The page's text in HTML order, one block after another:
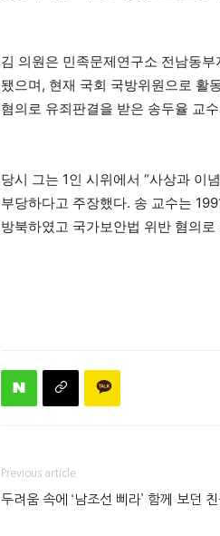
김 의원은 민족문제연구소 전남동
됐으며, 현재 국회 국방위원으로 활
혐의로 유죄판결을 받은 송두율 교
당시 그는 1인 시위에서 “사상과 이
부당하다고 주장했다. 송 교수는
방북하였고 국가보안법 위반 혐의
Previous article
두려움 속에 ‘남조선 삐라’ 함께 보던 친